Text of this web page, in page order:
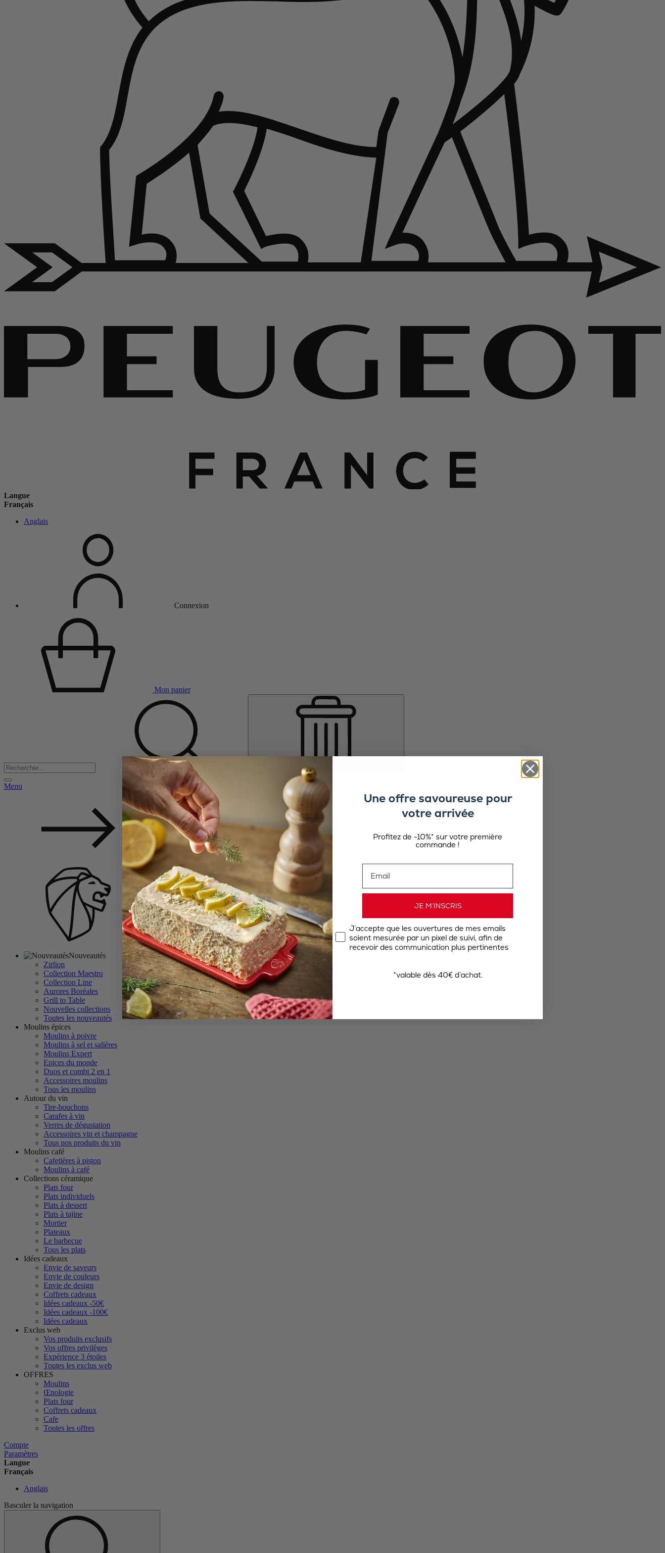
Langue
Français
Anglais
Connexion
Mon panier
Menu
Nouveautés
Zirlion
Collection Maestro
Collection Line
Aurores Boréales
Grill to Table
Nouvelles collections
Toutes les nouveautés
Moulins épices
Moulins à poivre
Moulins à sel et salières
Moulins Expert
Epices du monde
Duos et combi 2 en 1
Accessoires moulins
Tous les moulins
Autour du vin
Tire-bouchons
Carafes à vin
Verres de dégustation
Accessoires vin et champagne
Tous nos produits du vin
Moulins café
Cafetières à piston
Moulins à café
Collections céramique
Plats four
Plats individuels
Plats à dessert
Plats à tajine
Mortier
Plateaux
Le barbecue
Tous les plats
Idées cadeaux
Envie de saveurs
Envie de couleurs
Envie de design
Coffrets cadeaux
Idées cadeaux -50€
Idées cadeaux -100€
Idées cadeaux
Exclus web
Vos produits exclusifs
Vos offres privilèges
Expérience 3 étoiles
Toutes les exclus web
OFFRES
Moulins
Œnologie
Plats four
Coffrets cadeaux
Cafe
Toutes les offres
Compte
Paramètres
Langue
Français
Anglais
Basculer la navigation
Une offre savoureuse pour
votre arrivée
Profitez de -10%* sur votre première
commande !
JE M’INSCRIS
J’accepte que les ouvertures de mes emails
soient mesurée par un pixel de suivi, afin de
recevoir des communication plus pertinentes
*valable dès 40€ d’achat.